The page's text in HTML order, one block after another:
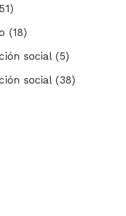
(18)
social(5)
social(38)